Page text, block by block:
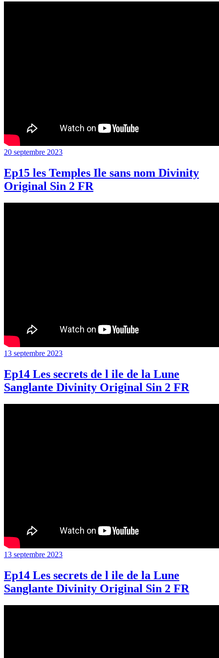
Publié
20 septembre 2023
Ep15 les Temples Ile sans nom Divinity
Original Sin 2 FR
Publié
13 septembre 2023
Ep14 Les secrets de l ile de la Lune
Sanglante Divinity Original Sin 2 FR
Publié
13 septembre 2023
Ep14 Les secrets de l ile de la Lune
Sanglante Divinity Original Sin 2 FR